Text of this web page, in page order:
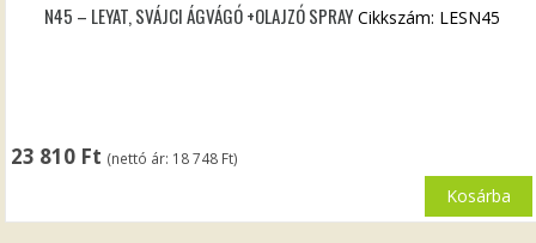
N45 – LEYAT, SVÁJCI ÁGVÁGÓ +OLAJZÓ SPRAY
23 810 Ft (nettó ár: 18 748 Ft)
Cikkszám: LESN45
Kosárba